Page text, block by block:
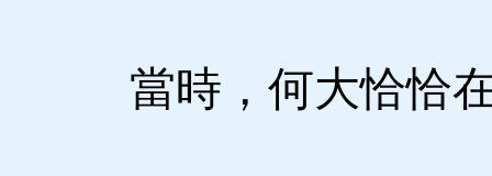
當時，何大恰恰